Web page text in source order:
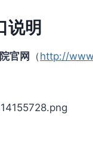
说明
官网 （http://